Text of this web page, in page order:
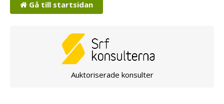
Gå till startsidan
Auktoriserade konsulter